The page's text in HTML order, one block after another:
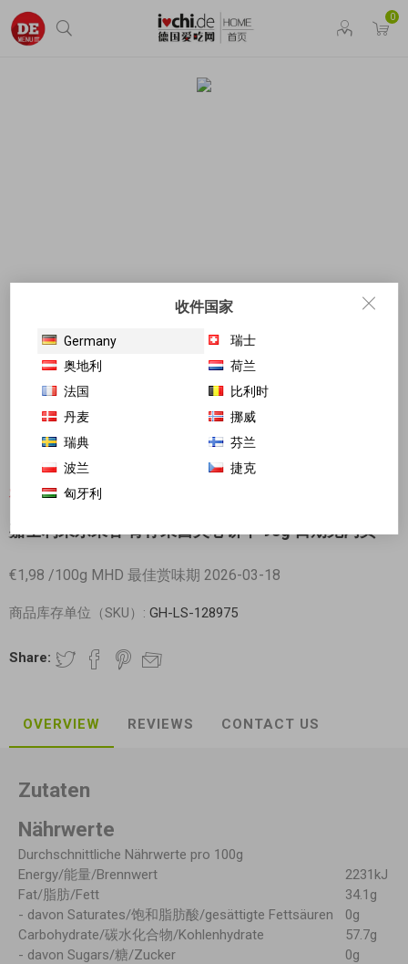
0
对不起-这个产品已经不再提供
嘉士利果乐果香 青柠果酱夹心饼干 93g 日期见内页
€1,98 /100g MHD 最佳赏味期 2026-03-18
商品库存单位（SKU）: GH-LS-128975
Share:
OVERVIEW REVIEWS CONTACT US
Zutaten
Nährwerte
Durchschnittliche Nährwerte pro 100g
Energy/能量/Brennwert
2231kJ
Fat/脂肪/Fett
34.1g
- davon Saturates/饱和脂肪酸/gesättigte Fettsäuren
0g
Carbohydrate/碳水化合物/Kohlenhydrate
57.7g
- davon Sugars/糖/Zucker
0g
收件国家
Germany
瑞士
奥地利
荷兰
法国
比利时
丹麦
挪威
瑞典
芬兰
波兰
捷克
匈牙利